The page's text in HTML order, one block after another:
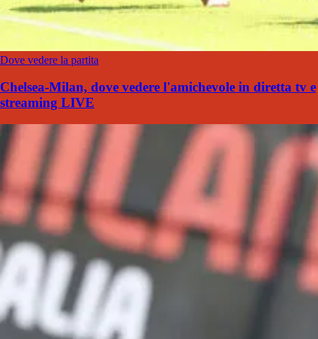
Dove vedere la partita
Chelsea-Milan, dove vedere l'amichevole in diretta tv e
streaming LIVE